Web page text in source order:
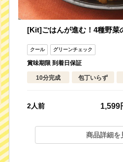
[Kit]ごはんが進む！4種野菜
賞味期限 到着日保証
10分完成 包丁いらず
2人前 1,599
商品詳細を